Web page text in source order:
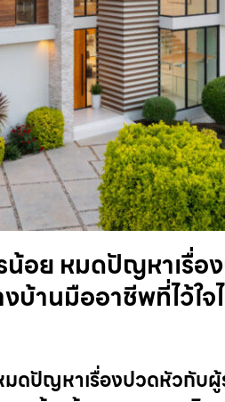
น้อย หมดปัญหาเรื่อ
บ้านมืออาชีพที่ไว้ใจ
ดปัญหาเรื่องปวดหัวกับผู้